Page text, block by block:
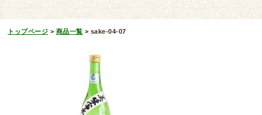
トップページ > 商品一覧 > sake-04-07